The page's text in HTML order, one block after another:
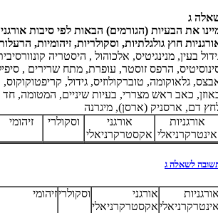
ג
את הבעיות (הגורמים) הבאות לפי סיבות
חוץ גולגלתיות, וסקולריות, זיהומיות,
בעין, מנינגיטיס, אלכוהול , היסטריה
הרפס זוסטר, עופרת, מתח שרירים ,
גלאוקומה, טוברקולוזיס, גידול, קריפטוקוקוס,
כאב ראש מצררי, בעיות שיניים, המטומה,
דם, ארסניק (ארסן), מיגרנה
אורגניות
אינטרקרניאלי
אורגני
אקסטרקרניאלי
וסקולרי זיהומי
לשאלה ג
אורגני
אקסטרקרניאלי
וסקולריזיהומי